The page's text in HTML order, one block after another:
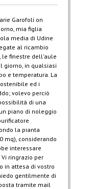
Garofoli on
mia figlia
media di Udine
al ricambio
le finestre dell'aule
giorno, in qualsiasi
e temperatura. La
ed i
volevo perciò
di una
piano di noleggio
la pianta
mq), considerando
interessare
ringrazio per
in attesa di vostro
gentilmente di
tramite mail